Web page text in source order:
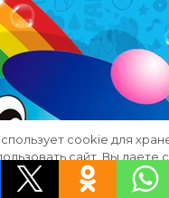
cookie для
сайт, Вы даете
с этими файлами.